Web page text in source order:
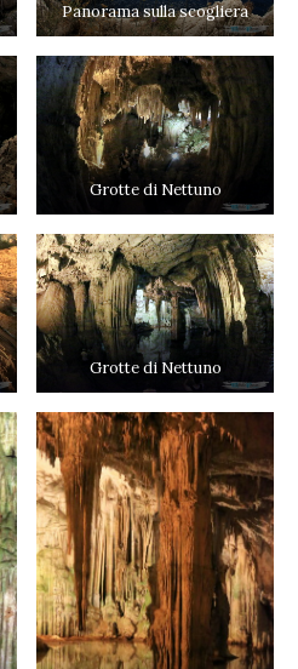
Panorama sulla scogliera
Grotte di Nettuno
Grotte di Nettuno